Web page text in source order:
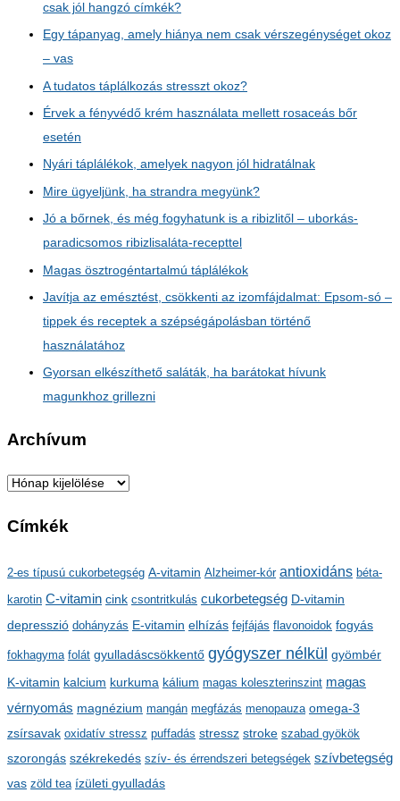
csak jól hangzó címkék?
Egy tápanyag, amely hiánya nem csak vérszegénységet okoz
– vas
A tudatos táplálkozás stresszt okoz?
Érvek a fényvédő krém használata mellett rosaceás bőr
esetén
Nyári táplálékok, amelyek nagyon jól hidratálnak
Mire ügyeljünk, ha strandra megyünk?
Jó a bőrnek, és még fogyhatunk is a ribizlitől – uborkás-
paradicsomos ribizlisaláta-recepttel
Magas ösztrogéntartalmú táplálékok
Javítja az emésztést, csökkenti az izomfájdalmat: Epsom-só –
tippek és receptek a szépségápolásban történő
használatához
Gyorsan elkészíthető saláták, ha barátokat hívunk
magunkhoz grillezni
Archívum
A
c
í
v
u
m
Címkék
2-es típusú cukorbetegség A-vitamin Alzheimer-kór antioxidáns béta-
karotin C-vitamin cink csontritkulás cukorbetegség D-vitamin
depresszió dohányzás E-vitamin elhízás fejfájás flavonoidok fogyás
fokhagyma folát gyulladáscsökkentő gyógyszer nélkül gyömbér
K-vitamin kalcium kurkuma kálium magas koleszterinszint magas
vérnyomás magnézium mangán megfázás menopauza omega-3
zsírsavak oxidatív stressz puffadás stressz stroke szabad gyökök
szorongás székrekedés szív- és érrendszeri betegségek szívbetegség
vas zöld tea ízületi gyulladás